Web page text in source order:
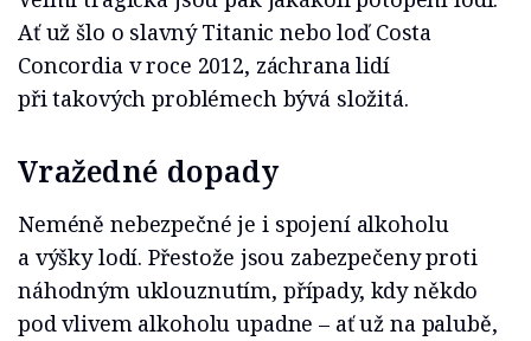
Ať už šlo o slavný Titanic nebo loď Costa
Concordia v roce 2012, záchrana lidí
při takových problémech bývá složitá.
Vražedné dopady
Neméně nebezpečné je i spojení alkoholu
a výšky lodí. Přestože jsou zabezpečeny proti
náhodným uklouznutím, případy, kdy někdo
pod vlivem alkoholu upadne – ať už na palubě,